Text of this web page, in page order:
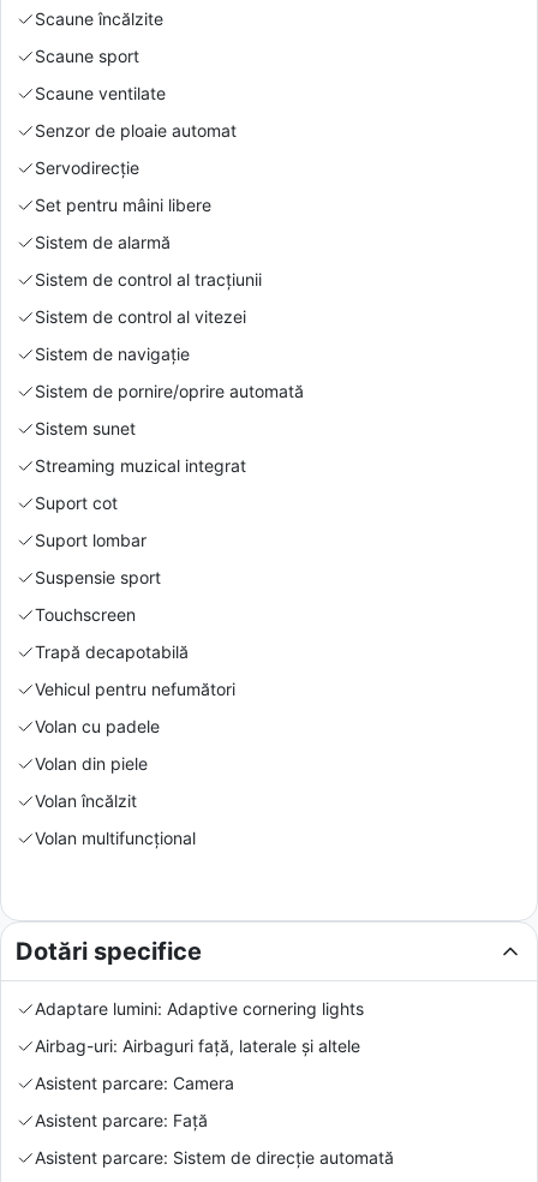
Scaune încălzite
Scaune sport
Scaune ventilate
Senzor de ploaie automat
Servodirecție
Set pentru mâini libere
Sistem de alarmă
Sistem de control al tracțiunii
Sistem de control al vitezei
Sistem de navigație
Sistem de pornire/oprire automată
Sistem sunet
Streaming muzical integrat
Suport cot
Suport lombar
Suspensie sport
Touchscreen
Trapă decapotabilă
Vehicul pentru nefumători
Volan cu padele
Volan din piele
Volan încălzit
Volan multifuncțional
Dotări specifice
Adaptare lumini: Adaptive cornering lights
Airbag-uri: Airbaguri față, laterale și altele
Asistent parcare: Camera
Asistent parcare: Față
Asistent parcare: Sistem de direcție automată